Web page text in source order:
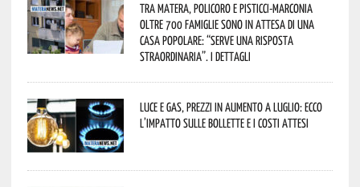
Tra Matera, Policoro e Pisticci-Marconia
oltre 700 famiglie sono in attesa di una
casa popolare: “serve una risposta
straordinaria”. I dettagli
Luce e gas, prezzi in aumento a luglio: ecco
l’impatto sulle bollette e i costi attesi